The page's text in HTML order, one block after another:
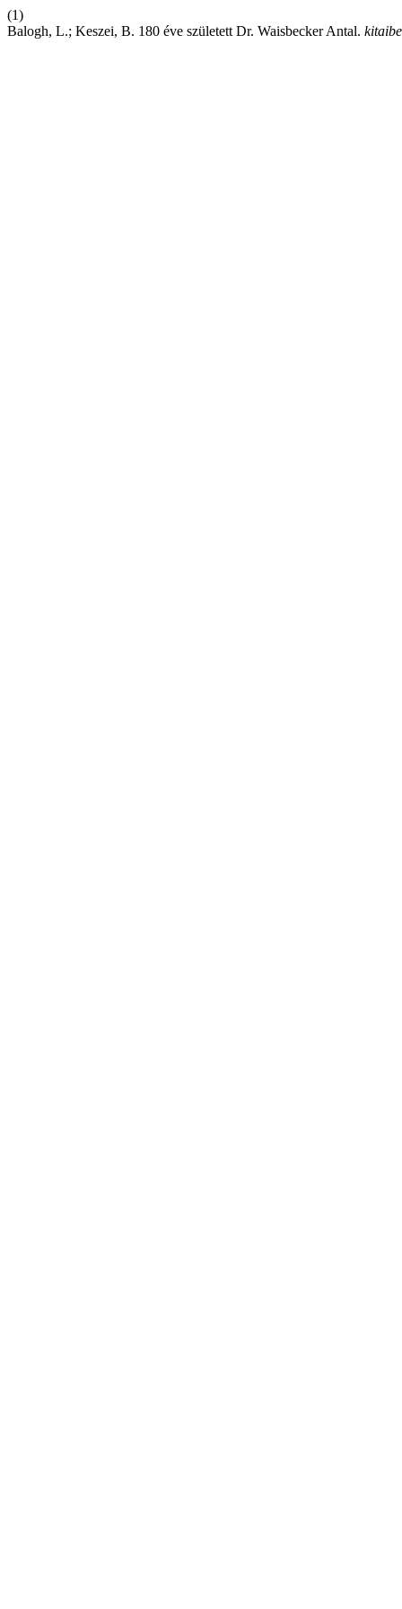
(1)
Balogh, L.; Keszei, B. 180 éve született Dr. Waisbecker Antal.